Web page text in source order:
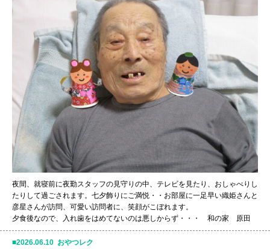
夜間、就寝前に夜勤スタッフの見守りの中、テレビを見たり、おしゃべりし
たりして過ごされます。七夕飾りにご満悦・・お部屋に一足早い織姫さんと
彦星さんが訪問、可愛い訪問者に、笑顔がこぼれます。
夕食後なので、入れ歯をはめてないのは悪しからず・・・ 和の家 原田
2026.06.10 おやつレク